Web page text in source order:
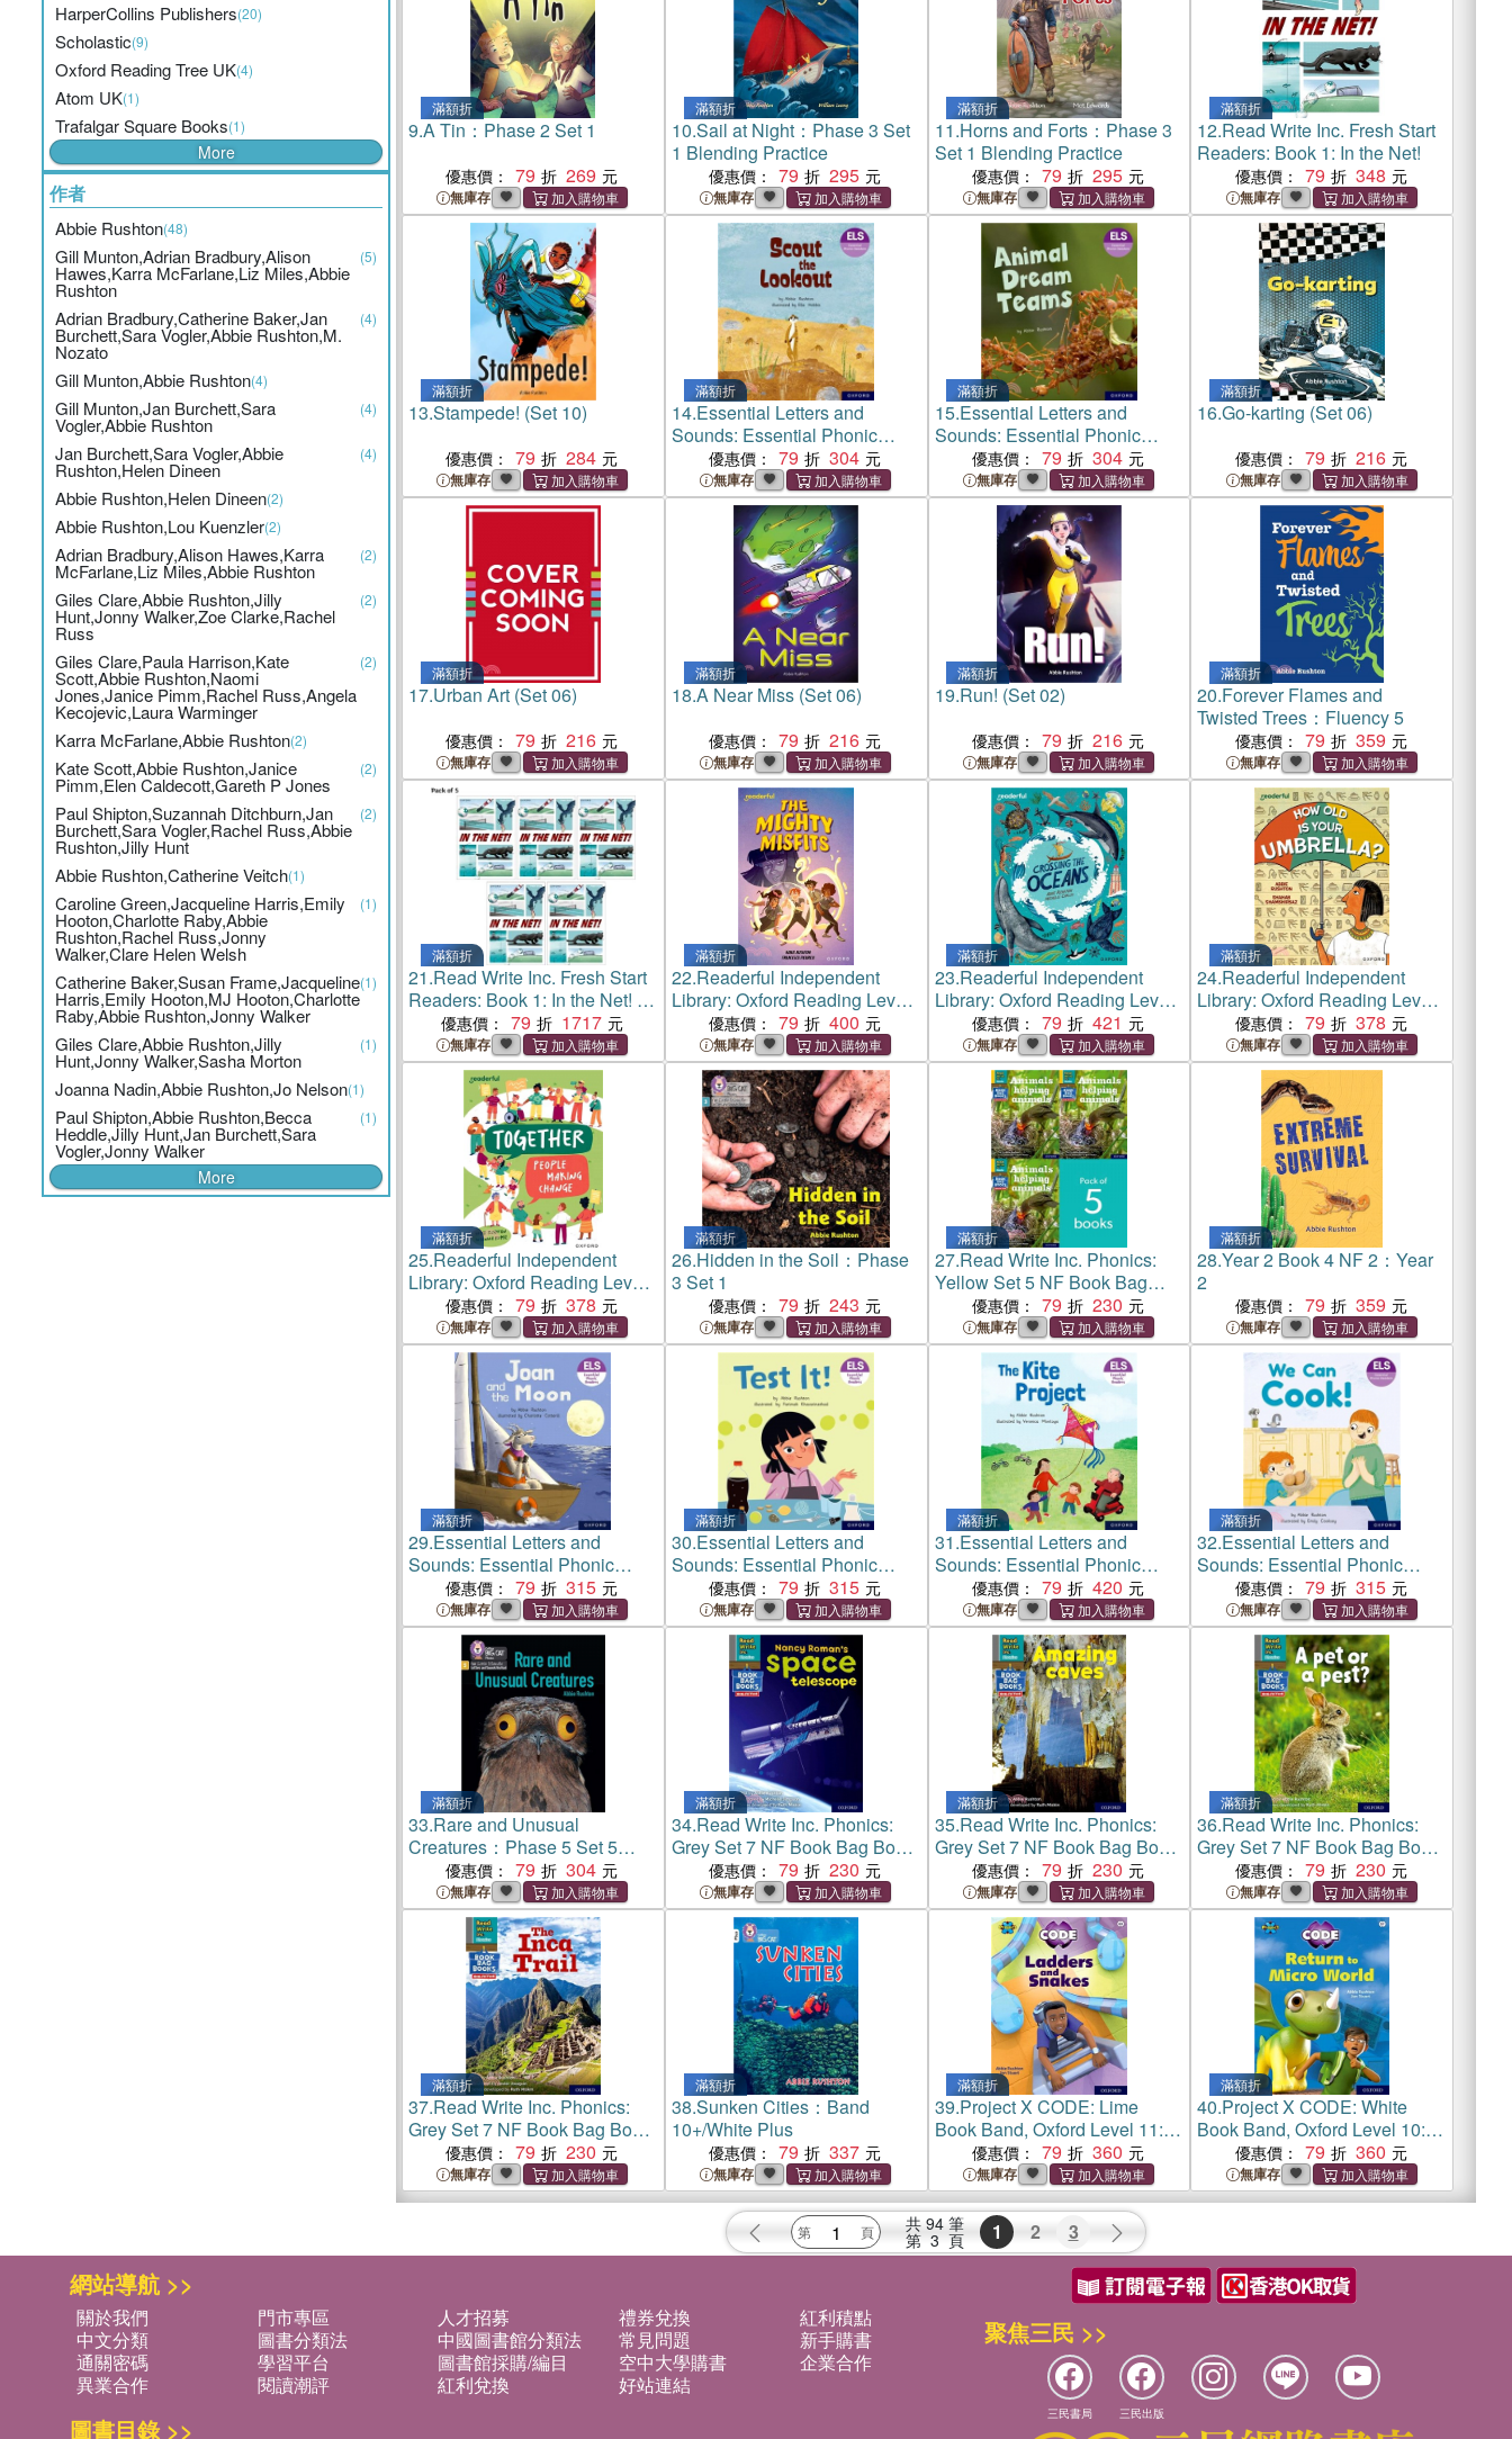
HarperCollins Publishers(20)
Scholastic(9)
Oxford Reading Tree UK(4)
Atom UK(1)
Trafalgar Square Books(1)
More
作者
Abbie Rushton(48)
Gill Munton,Adrian Bradbury,Alison
Hawes,Karra McFarlane,Liz Miles,Abbie
Rushton
(5)
Adrian Bradbury,Catherine Baker,Jan
Burchett,Sara Vogler,Abbie Rushton,M.
Nozato
(4)
Gill Munton,Abbie Rushton(4)
Gill Munton,Jan Burchett,Sara
Vogler,Abbie Rushton
(4)
Jan Burchett,Sara Vogler,Abbie
Rushton,Helen Dineen
(4)
Abbie Rushton,Helen Dineen(2)
Abbie Rushton,Lou Kuenzler(2)
Adrian Bradbury,Alison Hawes,Karra
McFarlane,Liz Miles,Abbie Rushton
(2)
Giles Clare,Abbie Rushton,Jilly
Hunt,Jonny Walker,Zoe Clarke,Rachel
Russ
(2)
Giles Clare,Paula Harrison,Kate
Scott,Abbie Rushton,Naomi
Jones,Janice Pimm,Rachel Russ,Angela
Kecojevic,Laura Warminger
(2)
Karra McFarlane,Abbie Rushton(2)
Kate Scott,Abbie Rushton,Janice
Pimm,Elen Caldecott,Gareth P Jones
(2)
Paul Shipton,Suzannah Ditchburn,Jan
Burchett,Sara Vogler,Rachel Russ,Abbie
Rushton,Jilly Hunt
(2)
Abbie Rushton,Catherine Veitch(1)
Caroline Green,Jacqueline Harris,Emily
Hooton,Charlotte Raby,Abbie
Rushton,Rachel Russ,Jonny
Walker,Clare Helen Welsh
(1)
Catherine Baker,Susan Frame,Jacqueline
Harris,Emily Hooton,MJ Hooton,Charlotte
Raby,Abbie Rushton,Jonny Walker
(1)
Giles Clare,Abbie Rushton,Jilly
Hunt,Jonny Walker,Sasha Morton
(1)
Joanna Nadin,Abbie Rushton,Jo Nelson(1)
Paul Shipton,Abbie Rushton,Becca
Heddle,Jilly Hunt,Jan Burchett,Sara
Vogler,Jonny Walker
(1)
More
滿額折
9.A Tin：Phase 2 Set 1
優惠價： 79 269
無庫存
滿額折
10.Sail at Night：Phase 3 Set
1 Blending Practice
優惠價： 79 295
無庫存
滿額折
11.Horns and Forts：Phase 3
Set 1 Blending Practice
優惠價： 79 295
無庫存
滿額折
12.Read Write Inc. Fresh Start
Readers: Book 1: In the Net!
優惠價： 79 348
無庫存
滿額折
13.Stampede! (Set 10)
優惠價： 79 284
無庫存
滿額折
14.Essential Letters and
Sounds: Essential Phonic
Readers: Oxford Reading
Level 5: Scout the Lookout
優惠價： 79 304
無庫存
滿額折
15.Essential Letters and
Sounds: Essential Phonic
Readers: Oxford Reading
Level 6: Animal Dream Teams
優惠價： 79 304
無庫存
滿額折
16.Go-karting (Set 06)
優惠價： 79 216
無庫存
滿額折
17.Urban Art (Set 06)
優惠價： 79 216
無庫存
滿額折
18.A Near Miss (Set 06)
優惠價： 79 216
無庫存
滿額折
19.Run! (Set 02)
優惠價： 79 216
無庫存
滿額折
20.Forever Flames and
Twisted Trees：Fluency 5
優惠價： 79 359
無庫存
滿額折
21.Read Write Inc. Fresh Start
Readers: Book 1: In the Net! -
Pack of 5
優惠價： 79 1717
無庫存
滿額折
22.Readerful Independent
Library: Oxford Reading Level
16: The Mighty Misfits
優惠價： 79 400
無庫存
滿額折
23.Readerful Independent
Library: Oxford Reading Level
19: Crossing the Oceans
優惠價： 79 421
無庫存
滿額折
24.Readerful Independent
Library: Oxford Reading Level
9: How Old Is Your Umbrella?
優惠價： 79 378
無庫存
滿額折
25.Readerful Independent
Library: Oxford Reading Level
12: Together: People making
change
優惠價： 79 378
無庫存
滿額折
26.Hidden in the Soil：Phase
3 Set 1
優惠價： 79 243
無庫存
滿額折
27.Read Write Inc. Phonics:
Yellow Set 5 NF Book Bag
Book 1 Animals helping
animals
優惠價： 79 230
無庫存
滿額折
28.Year 2 Book 4 NF 2：Year
2
優惠價： 79 359
無庫存
滿額折
29.Essential Letters and
Sounds: Essential Phonic
Readers: Oxford Reading
Level 3: Joan and the Moon
優惠價： 79 315
無庫存
滿額折
30.Essential Letters and
Sounds: Essential Phonic
Readers: Oxford Reading
Level 3: Test It!
優惠價： 79 315
無庫存
滿額折
31.Essential Letters and
Sounds: Essential Phonic
Readers: Oxford Reading
Level 5: The Kite Project
優惠價： 79 420
無庫存
滿額折
32.Essential Letters and
Sounds: Essential Phonic
Readers: Oxford Reading
Level 3: We Can Cook!
優惠價： 79 315
無庫存
滿額折
33.Rare and Unusual
Creatures：Phase 5 Set 5
Stretch and Challenge
優惠價： 79 304
無庫存
滿額折
34.Read Write Inc. Phonics:
Grey Set 7 NF Book Bag Book
3 Nancy Roman's space
telescope
優惠價： 79 230
無庫存
滿額折
35.Read Write Inc. Phonics:
Grey Set 7 NF Book Bag Book
6 Amazing caves
優惠價： 79 230
無庫存
滿額折
36.Read Write Inc. Phonics:
Grey Set 7 NF Book Bag Book
4 A pet or a pest?
優惠價： 79 230
無庫存
滿額折
37.Read Write Inc. Phonics:
Grey Set 7 NF Book Bag Book
10 The Inca Trail
優惠價： 79 230
無庫存
滿額折
38.Sunken Cities：Band
10+/White Plus
優惠價： 79 337
無庫存
滿額折
39.Project X CODE: Lime
Book Band, Oxford Level 11:
Maze Craze: Ladders and
Snakes
優惠價： 79 360
無庫存
滿額折
40.Project X CODE: White
Book Band, Oxford Level 10:
Sky Bubble: Return to Micro
World
優惠價： 79 360
無庫存
共 94 筆
第 3 頁 1 2 3
網站導航 >>
關於我們 門市專區 人才招募 禮券兌換
紅利積點
中文分類
圖書分類法 中國圖書館分類法 常見問題
新手購書
通關密碼
學習平台 圖書館採購/編目 空中大學購書
企業合作
異業合作
閱讀潮評 紅利兌換 好站連結
圖書目錄 >>
聚焦三民 >>
三民書局 三民出版